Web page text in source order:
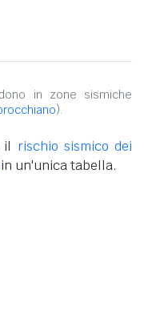
in zone sismiche
).
il rischio sismico dei
in un'unica tabella.